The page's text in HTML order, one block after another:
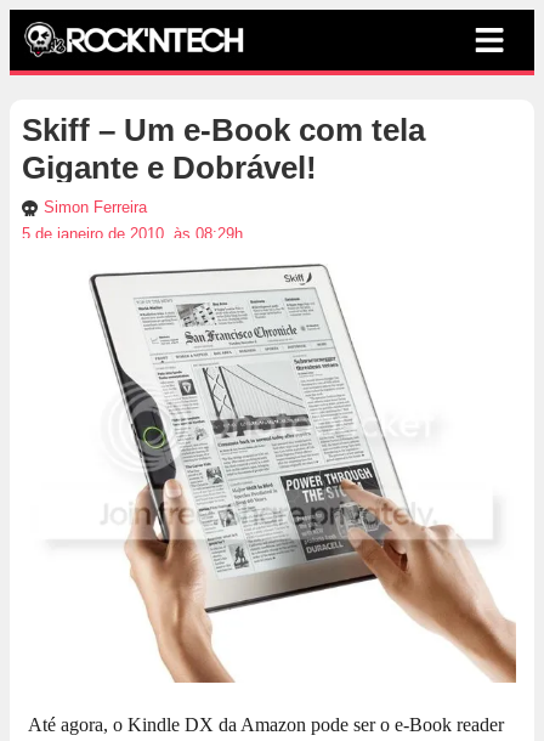
Skiff – Um e-Book com tela
Gigante e Dobrável!
Simon Ferreira
5 de janeiro de 2010, às 08:29h
Até agora, o Kindle DX da Amazon pode ser o e-Book reader